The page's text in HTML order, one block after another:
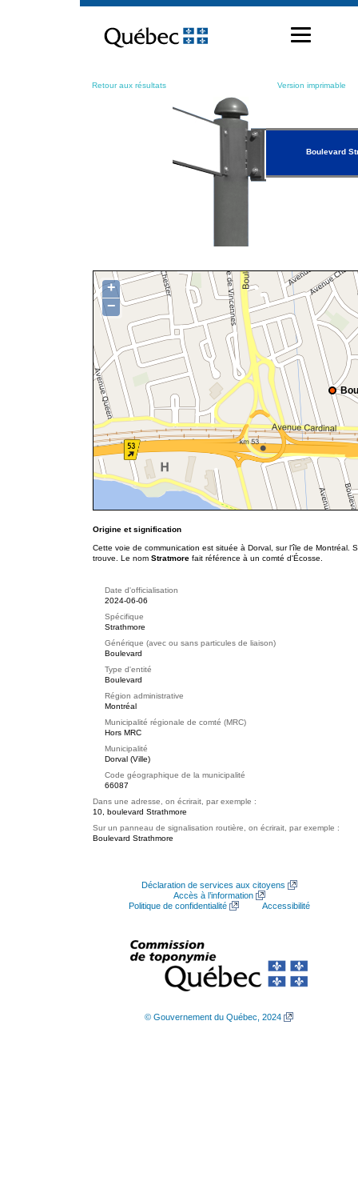
contenu
Retour aux résultats Version imprimable
Boulevard
+
−
Origine et signification
Cette voie de communication est située à Dorval, sur l'île de Montréal.
trouve. Le nom Stratmore fait référence à un comté d'Écosse.
Date d'officialisation
2024-06-06
Spécifique
Strathmore
Générique (avec ou sans particules de liaison)
Boulevard
Type d'entité
Boulevard
Région administrative
Montréal
Municipalité régionale de comté (MRC)
Hors MRC
Municipalité
Dorval (Ville)
Code géographique de la municipalité
66087
Dans une adresse, on écrirait, par exemple :
10, boulevard Strathmore
Sur un panneau de signalisation routière, on écrirait, par exemple :
Boulevard Strathmore
Déclaration de services aux citoyens
Accès à l’information
Politique de confidentialité
Accessibilité
© Gouvernement du Québec, 2024